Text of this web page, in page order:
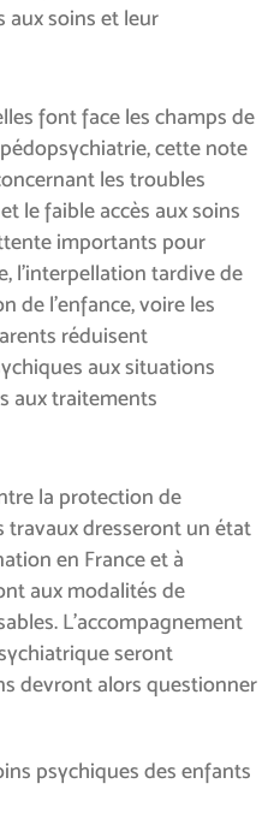
aux soins et leur
font face les champs de
cette note
les troubles
le faible accès aux soins
importants pour
l’interpellation tardive de
de l’enfance, voire les
réduisent
aux situations
aux traitements
la protection de
travaux dresseront un état
en France et à
aux modalités de
L’accompagnement
seront
devront alors questionner
psychiques des enfants